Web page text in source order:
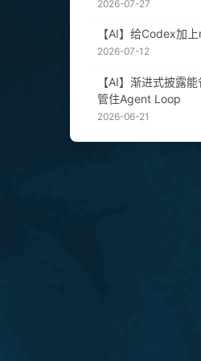
2026-07-27
【AI】给Codex加
2026-07-12
【AI】渐进式披露
管住Agent Loop
2026-06-21